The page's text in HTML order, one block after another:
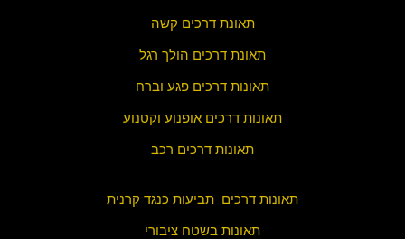
תאונת דרכים קשה
תאונת דרכים הולך רגל
תאונות דרכים פגע וברח
תאונות דרכים אופנוע וקטנוע
תאונות דרכים רכב
תאונות דרכים תביעות כנגד קרנית
תאונות בשטח ציבורי